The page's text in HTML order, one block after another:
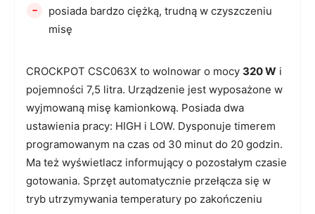
CROCKPOT CSC063X to wolnowar o mocy 320 W i
pojemności 7,5 litra. Urządzenie jest wyposażone w
wyjmowaną misę kamionkową. Posiada dwa
ustawienia pracy: HIGH i LOW. Dysponuje timerem
programowanym na czas od 30 minut do 20 godzin.
Ma też wyświetlacz informujący o pozostałym czasie
gotowania. Sprzęt automatycznie przełącza się w
tryb utrzymywania temperatury po zakończeniu
-
posiada bardzo ciężką, trudną w czyszczeniu
misę